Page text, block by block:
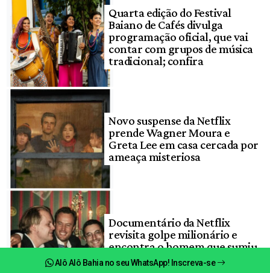
Alô Alô Bahia no seu WhatsApp! Inscreva-se
Quarta edição do Festival
Baiano de Cafés divulga
programação oficial, que vai
contar com grupos de música
tradicional; confira
Novo suspense da Netflix
prende Wagner Moura e
Greta Lee em casa cercada por
ameaça misteriosa
Documentário da Netflix
revisita golpe milionário e
encontra o homem que sumiu
por quase 30 anos